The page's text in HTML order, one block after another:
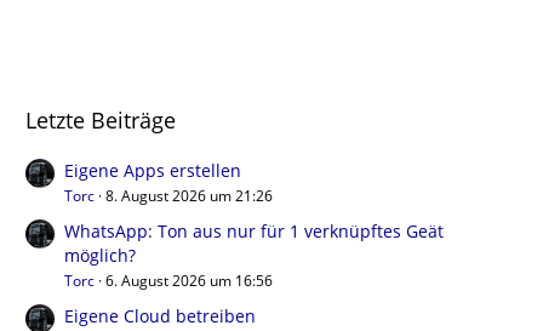
Letzte Beiträge
Eigene Apps erstellen
Torc 8. August 2026 um 21:26
WhatsApp: Ton aus nur für 1 verknüpftes Geät
möglich?
Torc 6. August 2026 um 16:56
Eigene Cloud betreiben